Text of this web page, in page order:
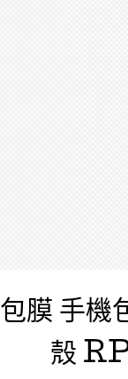
包膜 手機
殼